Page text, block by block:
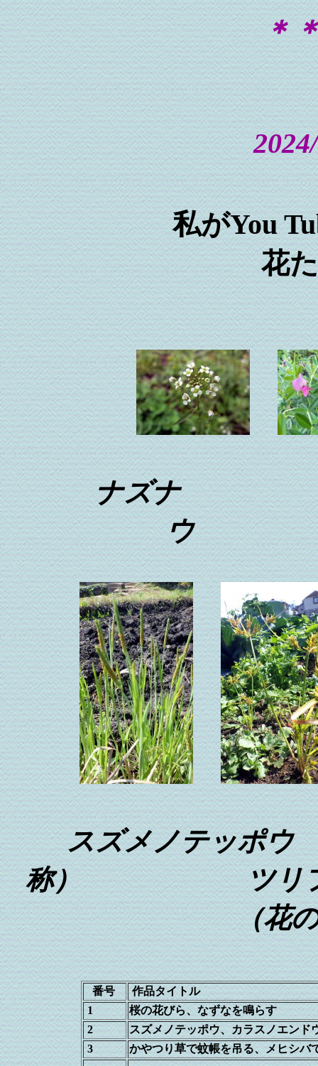
＊
私がYou
花
ナズナ
ウ
スズメノテッポウ
称）
ツリフ
（花
番号
作品タイトル
1
桜の花びら、なずなを鳴らす
2
スズメノテッポウ、カラスノエンド
3
かやつり草で蚊帳を吊る、メヒシバ